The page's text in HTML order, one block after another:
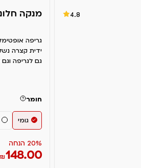
4.8 מנקה
גריפה
ידית קצרה
גם לגריפה
חומר
גומי
20% הנחה
₪148.00